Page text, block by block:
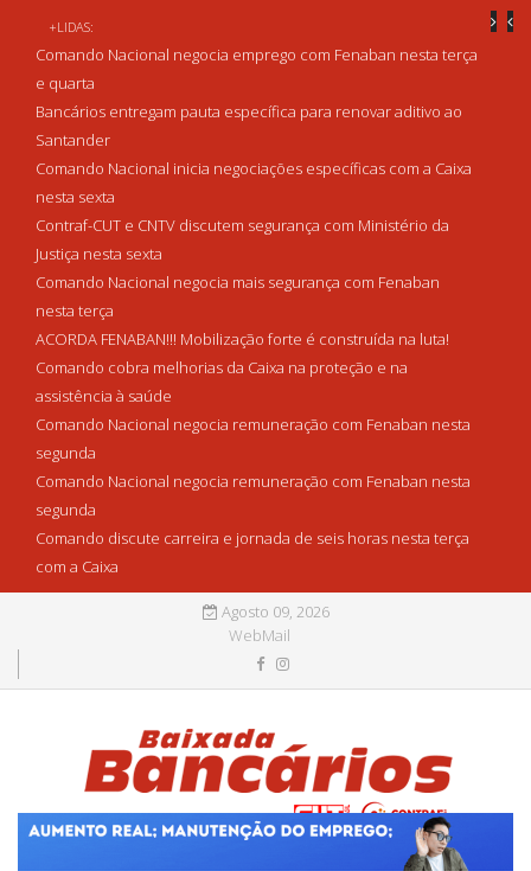
+LIDAS:
Comando Nacional negocia emprego com Fenaban nesta terça
e quarta
Bancários entregam pauta específica para renovar aditivo ao
Santander
Comando Nacional inicia negociações específicas com a Caixa
nesta sexta
Contraf-CUT e CNTV discutem segurança com Ministério da
Justiça nesta sexta
Comando Nacional negocia mais segurança com Fenaban
nesta terça
ACORDA FENABAN!!! Mobilização forte é construída na luta!
Comando cobra melhorias da Caixa na proteção e na
assistência à saúde
Comando Nacional negocia remuneração com Fenaban nesta
segunda
Comando Nacional negocia remuneração com Fenaban nesta
segunda
Comando discute carreira e jornada de seis horas nesta terça
com a Caixa
Agosto 09, 2026
WebMail